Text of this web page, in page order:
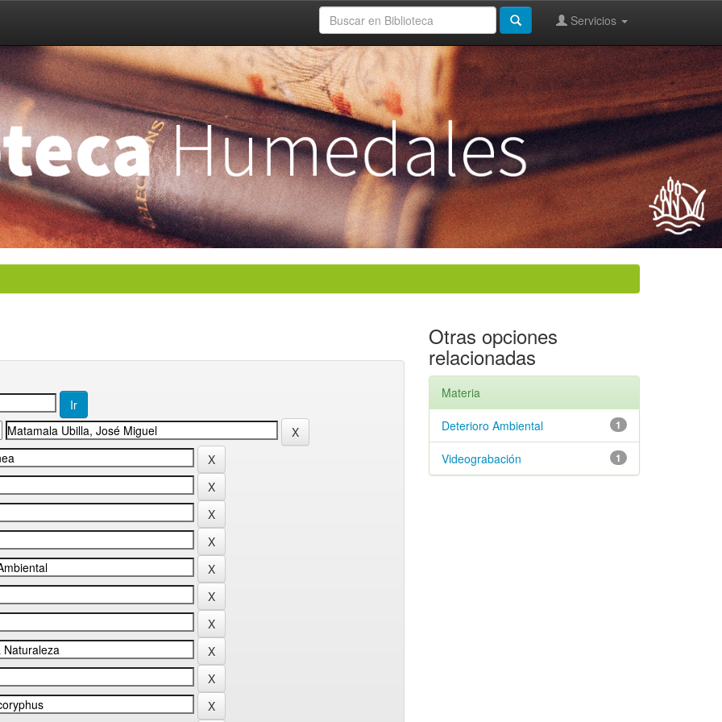
Servicios
Otras opciones
relacionadas
Materia
1
Deterioro Ambiental
1
Videograbación